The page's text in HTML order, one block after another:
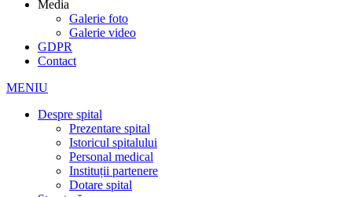
Media
Galerie foto
Galerie video
GDPR
Contact
MENIU
Despre spital
Prezentare spital
Istoricul spitalului
Personal medical
Instituții partenere
Dotare spital